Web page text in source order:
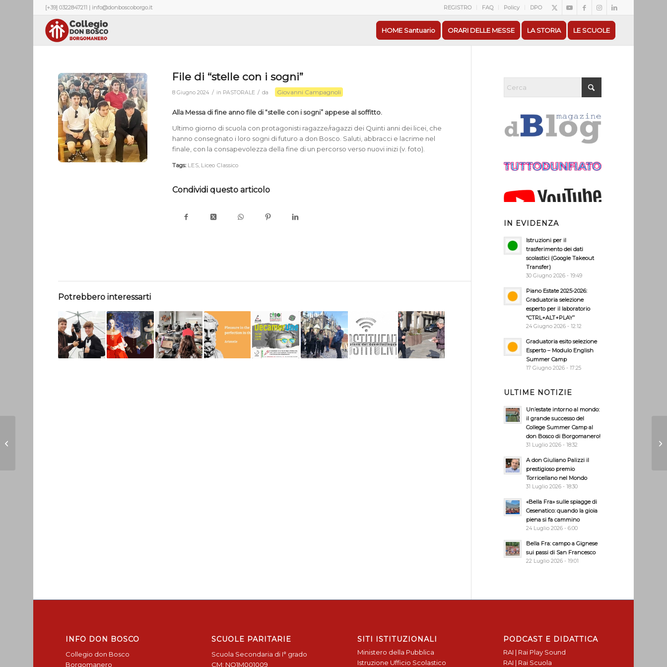
REGISTRO FAQ Policy DPO
[+39] 0322847211 | info@donboscoborgo.it
HOME Santuario ORARI DELLE MESSE LA STORIA LE SCUOLE
File di “stelle con i sogni”
8 Giugno 2024 / in PASTORALE / da Giovanni Campagnoli
Alla Messa di fine anno file di “stelle con i sogni” appese al soffitto.
Ultimo giorno di scuola con protagonisti ragazze/ragazzi dei Quinti anni dei licei, che
hanno consegnato i loro sogni di futuro a don Bosco. Saluti, abbracci e lacrime nel
finale, con la consapevolezza della fine di un percorso verso nuovi inizi (v. foto).
Tags: LES, Liceo Classico
Condividi questo articolo
Potrebbero interessarti
IN EVIDENZA
Istruzioni per il
trasferimento dei dati
scolastici (Google Takeout
Transfer)
30 Giugno 2026 - 19:49
Piano Estate 2025-2026:
Graduatoria selezione
esperto per il laboratorio
“CTRL+ALT+PLAY”
24 Giugno 2026 - 12:12
Graduatoria esito selezione
Esperto – Modulo English
Summer Camp
17 Giugno 2026 - 17:25
ULTIME NOTIZIE
Un’estate intorno al mondo:
il grande successo del
College Summer Camp al
don Bosco di Borgomanero!
31 Luglio 2026 - 18:32
A don Giuliano Palizzi il
prestigioso premio
Torricellano nel Mondo
31 Luglio 2026 - 18:30
«Bella Fra» sulle spiagge di
Cesenatico: quando la gioia
piena si fa cammino
24 Luglio 2026 - 6:00
Bella Fra: campo a Gignese
sui passi di San Francesco
22 Luglio 2026 - 19:01
INFO DON BOSCO
Collegio don Bosco
Borgomanero
SCUOLE PARITARIE
Scuola Secondaria di I° grado
CM: NO1M001009
SITI ISTITUZIONALI
Ministero della Pubblica
Istruzione Ufficio Scolastico
PODCAST E DIDATTICA
RAI | Rai Play Sound
RAI | Rai Scuola